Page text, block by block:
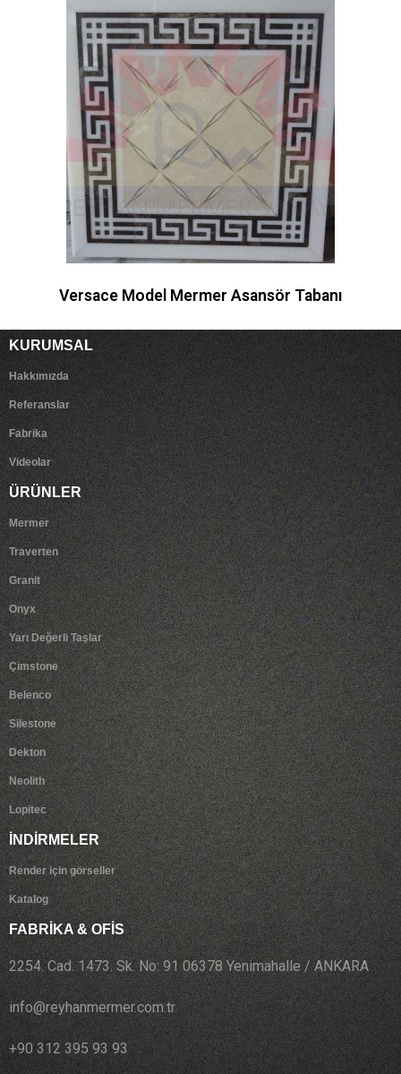
Versace Model Mermer Asansör Tabanı
KURUMSAL
Hakkımızda
Referanslar
Fabrika
Videolar
ÜRÜNLER
Mermer
Traverten
Granit
Onyx
Yarı Değerli Taşlar
Çimstone
Belenco
Silestone
Dekton
Neolith
Lopitec
İNDİRMELER
Render için görseller
Katalog
FABRİKA & OFİS
2254. Cad. 1473. Sk. No: 91 06378 Yenimahalle / ANKARA
info@reyhanmermer.com.tr
+90 312 395 93 93